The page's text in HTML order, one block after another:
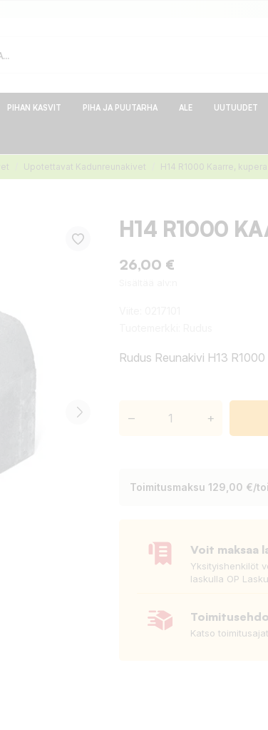
PIHAN KASVIT PIHA JA PUUTARHA ALE UUTUUDET
Upotettavat Kadunreunakivet H14 R1000 Kaarre, kupera
H14 R1000
26,00 €
Rudus Reunakivi H13
– +
Toimitusmaksu 129,00 €/
Voit maksaa
Yksityishenkilöt
laskulla OP
Katso